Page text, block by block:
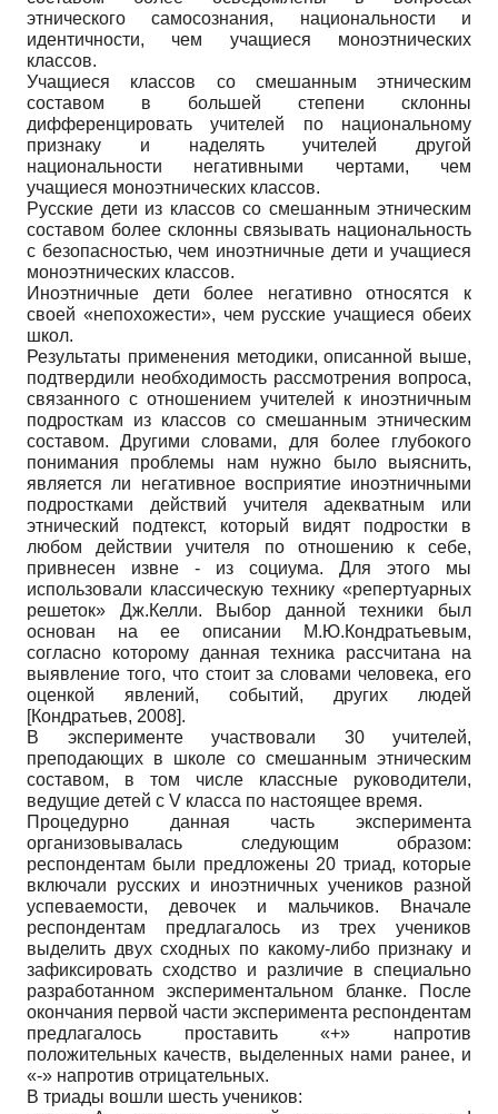
этнического самосознания, национальности и
идентичности, чем учащиеся моноэтнических
классов.
Учащиеся классов со смешанным этническим
составом в большей степени склонны
дифференцировать учителей по национальному
признаку и наделять учителей другой
национальности негативными чертами, чем
учащиеся моноэтнических классов.
Русские дети из классов со смешанным этническим
составом более склонны связывать национальность
с безопасностью, чем иноэтничные дети и учащиеся
моноэтнических классов.
Иноэтничные дети более негативно относятся к
своей «непохожести», чем русские учащиеся обеих
школ.
Результаты применения методики, описанной выше,
подтвердили необходимость рассмотрения вопроса,
связанного с отношением учителей к иноэтничным
подросткам из классов со смешанным этническим
составом. Другими словами, для более глубокого
понимания проблемы нам нужно было выяснить,
является ли негативное восприятие иноэтничными
подростками действий учителя адекватным или
этнический подтекст, который видят подростки в
любом действии учителя по отношению к себе,
привнесен извне - из социума. Для этого мы
использовали классическую технику «репертуарных
решеток» Дж.Келли. Выбор данной техники был
основан на ее описании М.Ю.Кондратьевым,
согласно которому данная техника рассчитана на
выявление того, что стоит за словами человека, его
оценкой явлений, событий, других людей
[Кондратьев, 2008].
В эксперименте участвовали 30 учителей,
преподающих в школе со смешанным этническим
составом, в том числе классные руководители,
ведущие детей с V класса по настоящее время.
Процедурно данная часть эксперимента
организовывалась следующим образом:
респондентам были предложены 20 триад, которые
включали русских и иноэтничных учеников разной
успеваемости, девочек и мальчиков. Вначале
респондентам предлагалось из трех учеников
выделить двух сходных по какому-либо признаку и
зафиксировать сходство и различие в специально
разработанном экспериментальном бланке. После
окончания первой части эксперимента респондентам
предлагалось проставить «+» напротив
положительных качеств, выделенных нами ранее, и
«-» напротив отрицательных.
В триады вошли шесть учеников: